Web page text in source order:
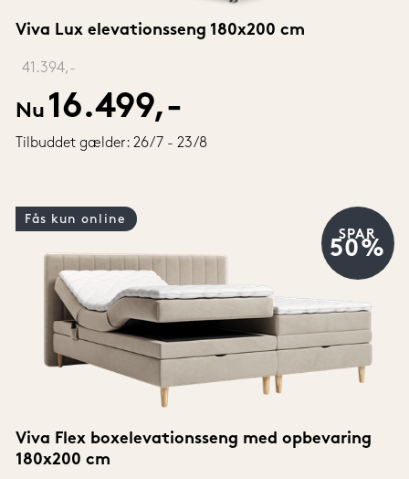
Viva Lux elevationsseng 180x200 cm
41.394,-
Nu 16.499,-
Tilbuddet gælder: 26/7 - 23/8
Viva Flex boxelevationsseng med opbevaring
180x200 cm
SPAR
50%
Fås kun online